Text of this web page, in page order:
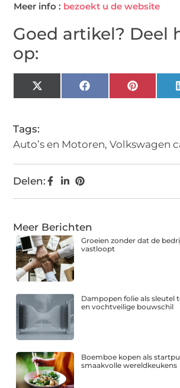
Meer info : bezoekt u de website
Goed artikel? Deel
op:
X
(Twitter)
Facebook
Tags:
Auto’s en Motoren,Volkswagen
Delen:
Meer Berichten
Groeien zonder dat de
vastloopt
Dampopen folie als sleutel
en vochtveilige bouwschil
Boemboe kopen als
smaakvolle wereldkeukens